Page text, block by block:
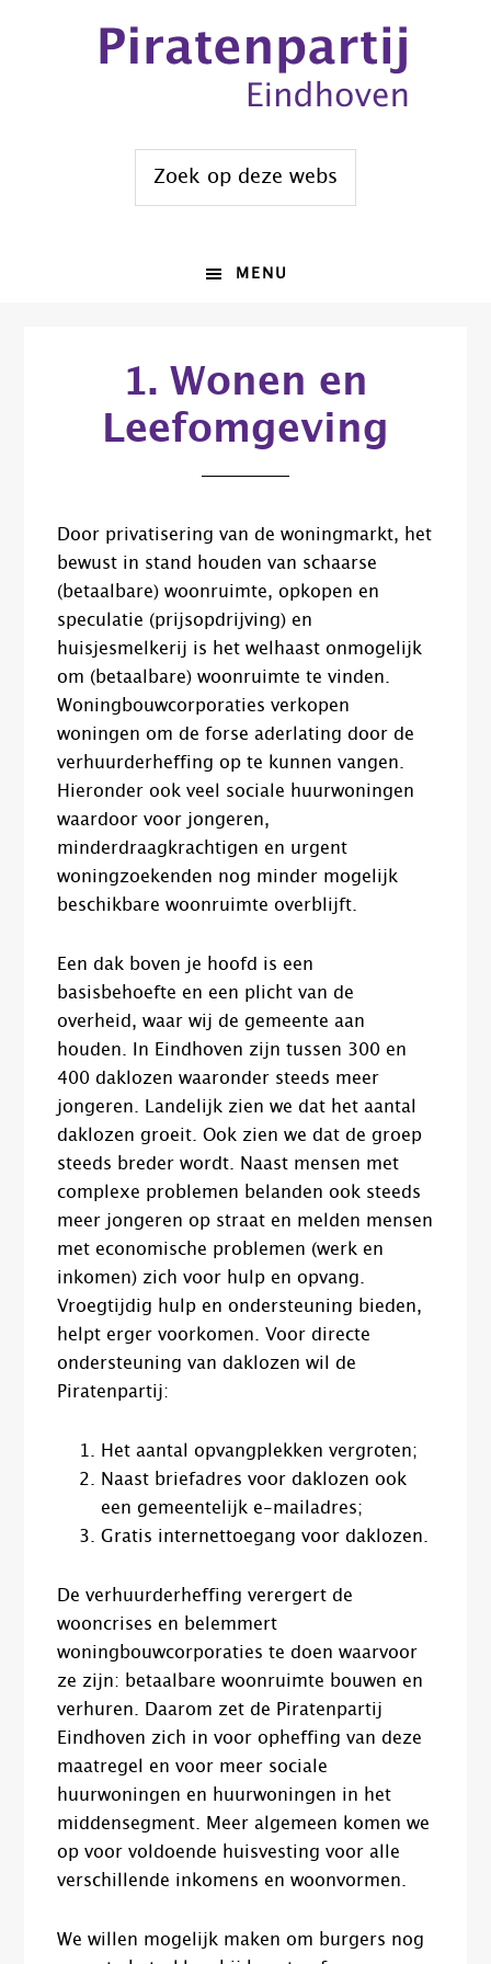
MENU
1. Wonen en
Leefomgeving
Door privatisering van de woningmarkt, het
bewust in stand houden van schaarse
(betaalbare) woonruimte, opkopen en
speculatie (prijsopdrijving) en
huisjesmelkerij is het welhaast onmogelijk
om (betaalbare) woonruimte te vinden.
Woningbouwcorporaties verkopen
woningen om de forse aderlating door de
verhuurderheffing op te kunnen vangen.
Hieronder ook veel sociale huurwoningen
waardoor voor jongeren,
minderdraagkrachtigen en urgent
woningzoekenden nog minder mogelijk
beschikbare woonruimte overblijft.
Een dak boven je hoofd is een
basisbehoefte en een plicht van de
overheid, waar wij de gemeente aan
houden. In Eindhoven zijn tussen 300 en
400 daklozen waaronder steeds meer
jongeren. Landelijk zien we dat het aantal
daklozen groeit. Ook zien we dat de groep
steeds breder wordt. Naast mensen met
complexe problemen belanden ook steeds
meer jongeren op straat en melden mensen
met economische problemen (werk en
inkomen) zich voor hulp en opvang.
Vroegtijdig hulp en ondersteuning bieden,
helpt erger voorkomen. Voor directe
ondersteuning van daklozen wil de
Piratenpartij:
Het aantal opvangplekken vergroten;
Naast briefadres voor daklozen ook
een gemeentelijk e-mailadres;
Gratis internettoegang voor daklozen.
De verhuurderheffing verergert de
wooncrises en belemmert
woningbouwcorporaties te doen waarvoor
ze zijn: betaalbare woonruimte bouwen en
verhuren. Daarom zet de Piratenpartij
Eindhoven zich in voor opheffing van deze
maatregel en voor meer sociale
huurwoningen en huurwoningen in het
middensegment. Meer algemeen komen we
op voor voldoende huisvesting voor alle
verschillende inkomens en woonvormen.
We willen mogelijk maken om burgers nog